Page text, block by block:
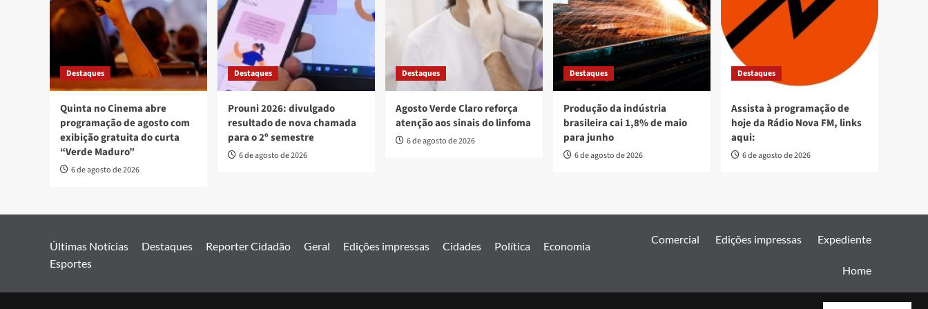
Destaques
Quinta no Cinema abre
programação de agosto com
exibição gratuita do curta
“Verde Maduro”
6 de agosto de 2026
Destaques
Prouni 2026: divulgado
resultado de nova chamada
para o 2º semestre
6 de agosto de 2026
Destaques
Agosto Verde Claro reforça
atenção aos sinais do linfoma
6 de agosto de 2026
Destaques
Produção da indústria
brasileira cai 1,8% de maio
para junho
6 de agosto de 2026
Destaques
Assista à programação de
hoje da Rádio Nova FM, links
aqui:
6 de agosto de 2026
Últimas Notícias Destaques Reporter Cidadão Geral Edições impressas Cidades Política
Economia
Esportes
Comercial Edições impressas Expediente
Home